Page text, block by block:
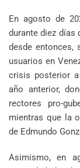
En agosto de
durante diez días
desde entonces,
usuarios en
crisis posterior
año anterior,
rectores pro-
mientras que la
de Edmundo
Asimismo, en